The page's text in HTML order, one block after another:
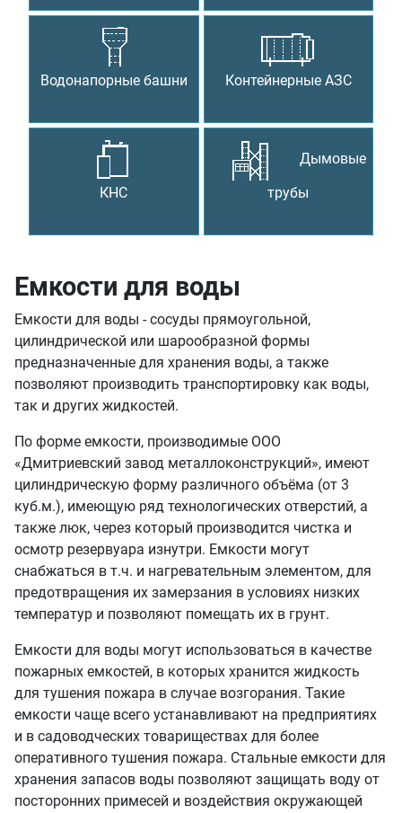
Водонапорные башни Контейнерные АЗС
КНС
Дымовые
трубы
Емкости для воды
Емкости для воды - сосуды прямоугольной,
цилиндрической или шарообразной формы
предназначенные для хранения воды, а также
позволяют производить транспортировку как воды,
так и других жидкостей.
По форме емкости, производимые ООО
«Дмитриевский завод металлоконструкций», имеют
цилиндрическую форму различного объёма (от 3
куб.м.), имеющую ряд технологических отверстий, а
также люк, через который производится чистка и
осмотр резервуара изнутри. Емкости могут
снабжаться в т.ч. и нагревательным элементом, для
предотвращения их замерзания в условиях низких
температур и позволяют помещать их в грунт.
Емкости для воды могут использоваться в качестве
пожарных емкостей, в которых хранится жидкость
для тушения пожара в случае возгорания. Такие
емкости чаще всего устанавливают на предприятиях
и в садоводческих товариществах для более
оперативного тушения пожара. Стальные емкости для
хранения запасов воды позволяют защищать воду от
посторонних примесей и воздействия окружающей